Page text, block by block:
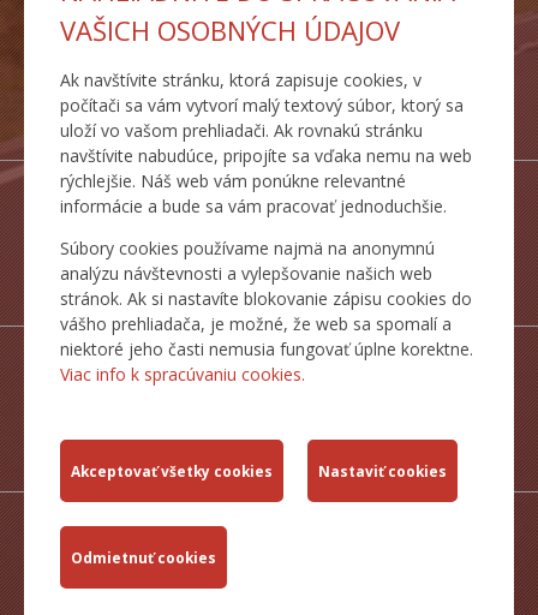
VAŠICH OSOBNÝCH ÚDAJOV
Ak navštívite stránku, ktorá zapisuje cookies, v
počítači sa vám vytvorí malý textový súbor, ktorý sa
uloží vo vašom prehliadači. Ak rovnakú stránku
navštívite nabudúce, pripojíte sa vďaka nemu na web
rýchlejšie. Náš web vám ponúkne relevantné
informácie a bude sa vám pracovať jednoduchšie.
Súbory cookies používame najmä na anonymnú
analýzu návštevnosti a vylepšovanie našich web
stránok. Ak si nastavíte blokovanie zápisu cookies do
vášho prehliadača, je možné, že web sa spomalí a
niektoré jeho časti nemusia fungovať úplne korektne.
Viac info k spracúvaniu cookies.
DOPRAVNÉ
TRASY
ŠTATISTICKÉ
PREHĽADY
MAPY CESTNEJ
SIETE SR